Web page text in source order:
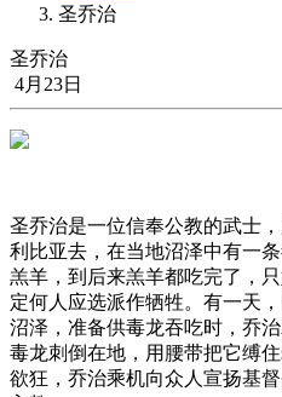
圣乔治
圣乔治
4月23日
圣乔治是一位信奉公教的武士
利比亚去，在当地沼泽中有一
羔羊，到后来羔羊都吃完了，
定何人应选派作牺牲。有一天
沼泽，准备供毒龙吞吃时，乔
毒龙刺倒在地，用腰带把它缚
欲狂，乔治乘机向众人宣扬基